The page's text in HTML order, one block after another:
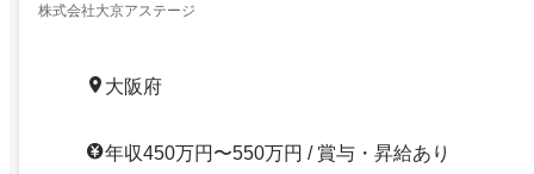
株式会社大京アステージ
大阪府
年収450万円〜550万円 / 賞与・昇給あり